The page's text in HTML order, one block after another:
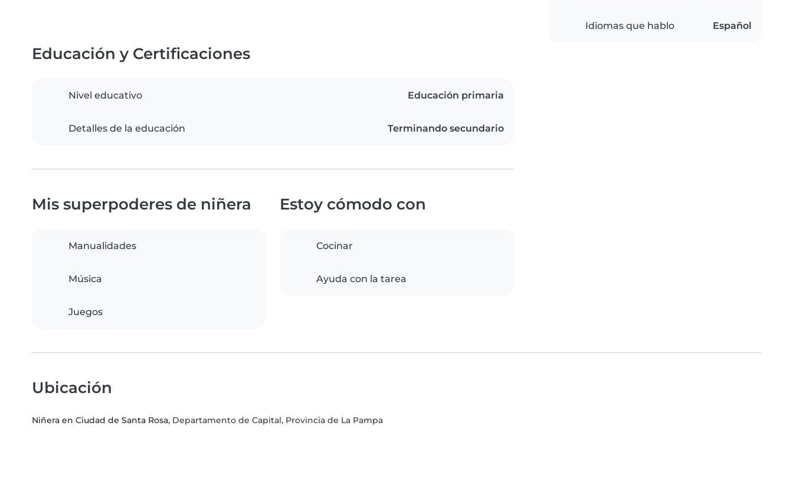
Idiomas que hablo Español
Educación y Certificaciones
Nivel educativo Educación primaria
Detalles de la educación Terminando secundario
Mis superpoderes de niñera
Manualidades
Música
Juegos
Estoy cómodo con
Cocinar
Ayuda con la tarea
Ubicación
Niñera en Ciudad de Santa Rosa, Departamento de Capital, Provincia de La Pampa